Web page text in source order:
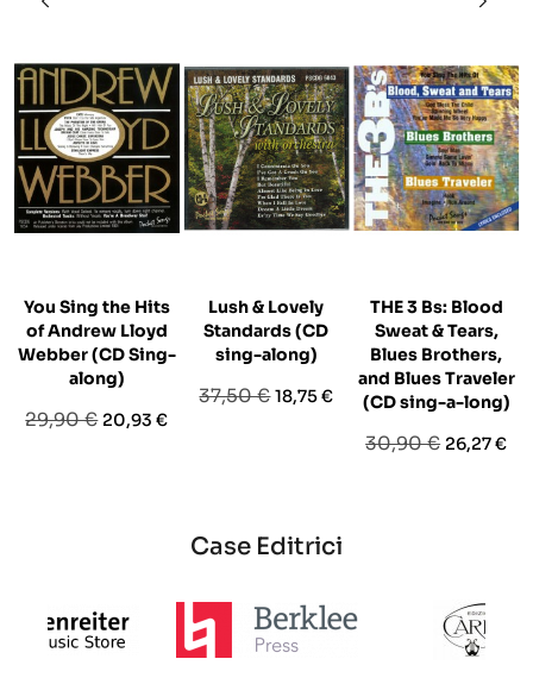
You Sing the Hits
of Andrew Lloyd
Webber (CD Sing-
along)
Prezzo
29,90 € Prezzo
20,93 €
Lush & Lovely
Standards (CD
sing-along)
Prezzo
37,50 €Prezzo
18,75 €
THE 3 Bs: Blood
Sweat & Tears,
Blues Brothers,
and Blues Traveler
(CD sing-a-long)
Prezzo
30,90 € Prezzo
26,27 €
Case Editrici